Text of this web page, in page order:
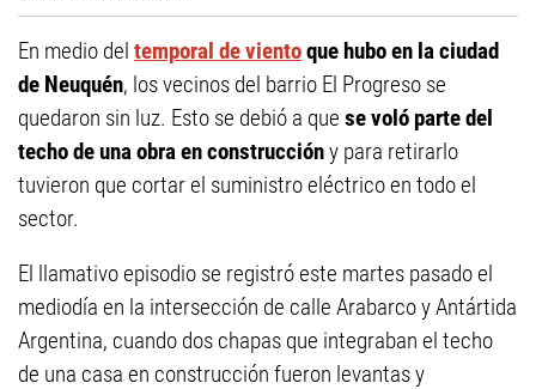
En medio del temporal de vientoque hubo en la ciudad
de Neuquén, los vecinos del barrio El Progreso se
quedaron sin luz. Esto se debió a que se voló parte del
techo de una obra en construccióny para retirarlo
tuvieron que cortar el suministro eléctrico en todo el
sector.
El llamativo episodio se registró este martes pasado el
mediodía en la intersección de calle Arabarco y Antártida
Argentina, cuando dos chapas que integraban el techo
de una casa en construcción fueron levantas y